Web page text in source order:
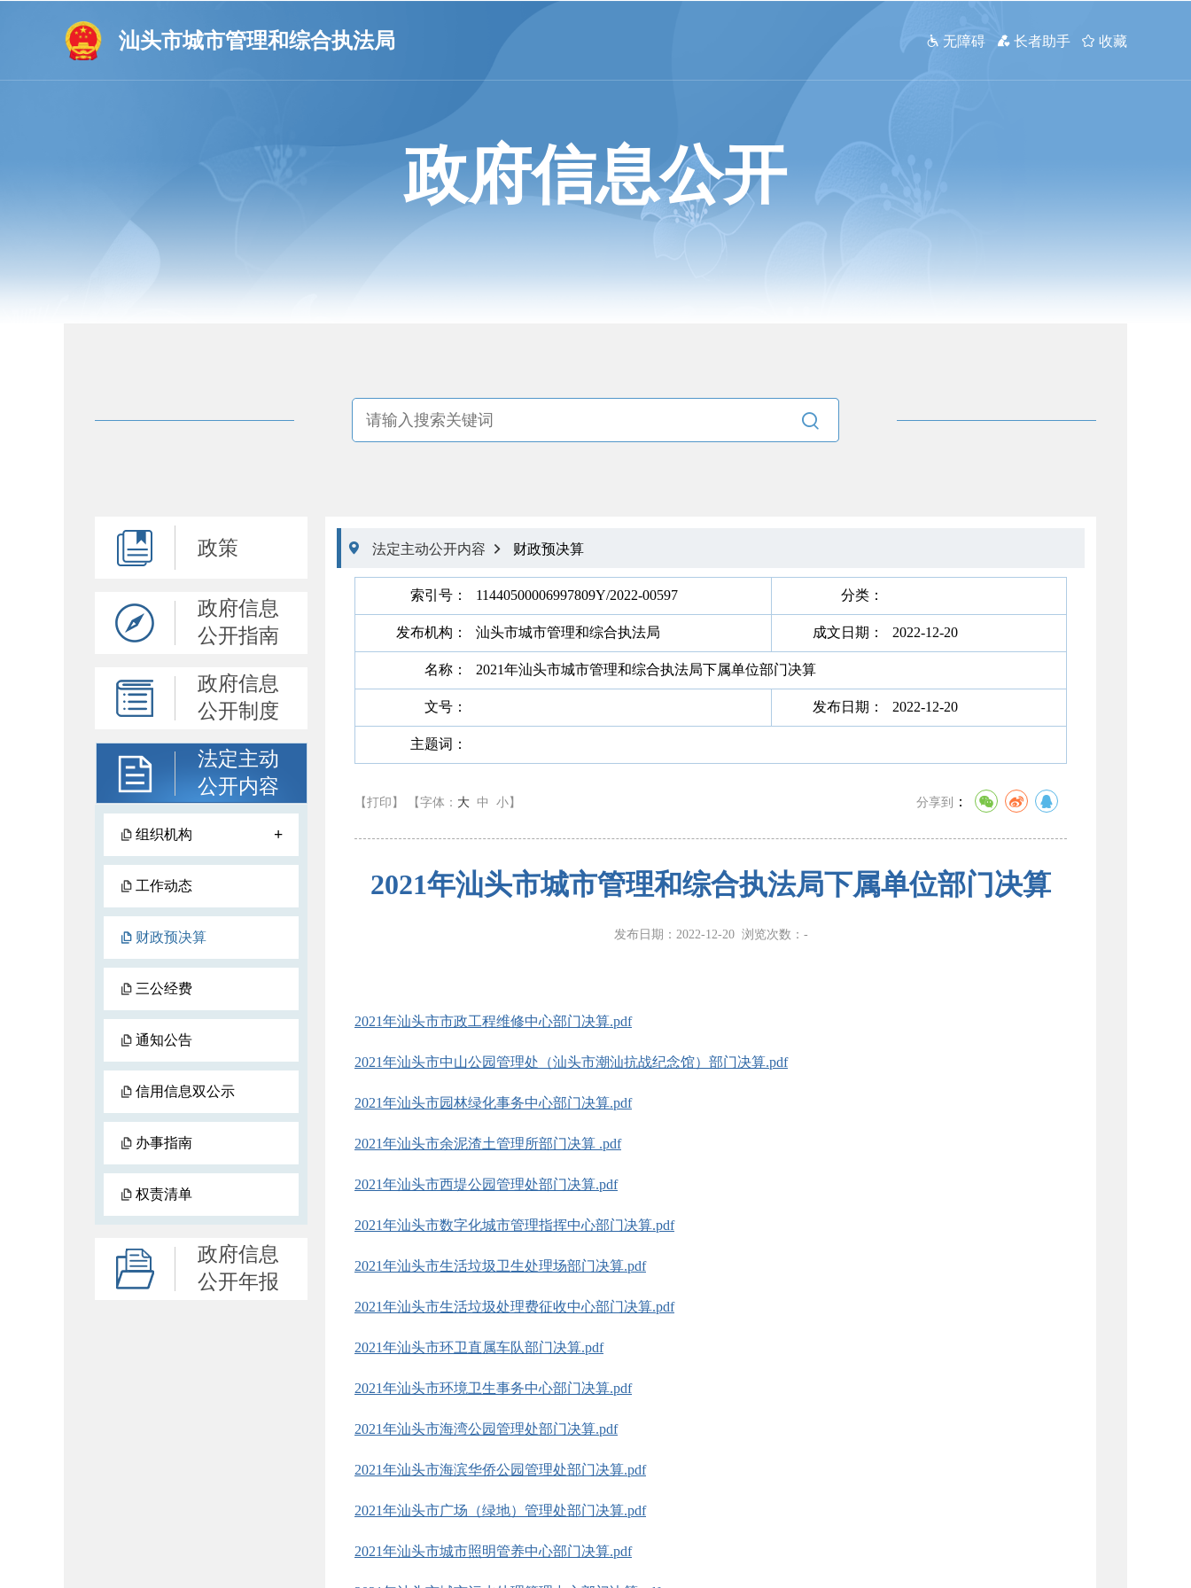
汕头市城市管理和综合执法局  无障碍  长者助手  收藏
政府信息公开

政策
政府信息
公开指南
政府信息
公开制度
法定主动
公开内容
组织机构 +
工作动态
财政预决算
三公经费
通知公告
信用信息双公示
办事指南
权责清单
政府信息
公开年报
 法定主动公开内容  财政预决算
索引号： 11440500006997809Y/2022-00597 分类：
发布机构： 汕头市城市管理和综合执法局 成文日期： 2022-12-20
名称： 2021年汕头市城市管理和综合执法局下属单位部门决算
文号： 发布日期： 2022-12-20
主题词：
【打印】 【字体： 大 中 小 】 分享到 ：
2021年汕头市城市管理和综合执法局下属单位部门决算
发布日期：2022-12-20 浏览次数： -
2021年汕头市市政工程维修中心部门决算.pdf
2021年汕头市中山公园管理处（汕头市潮汕抗战纪念馆）部门决算.pdf
2021年汕头市园林绿化事务中心部门决算.pdf
2021年汕头市余泥渣土管理所部门决算 .pdf
2021年汕头市西堤公园管理处部门决算.pdf
2021年汕头市数字化城市管理指挥中心部门决算.pdf
2021年汕头市生活垃圾卫生处理场部门决算.pdf
2021年汕头市生活垃圾处理费征收中心部门决算.pdf
2021年汕头市环卫直属车队部门决算.pdf
2021年汕头市环境卫生事务中心部门决算.pdf
2021年汕头市海湾公园管理处部门决算.pdf
2021年汕头市海滨华侨公园管理处部门决算.pdf
2021年汕头市广场（绿地）管理处部门决算.pdf
2021年汕头市城市照明管养中心部门决算.pdf